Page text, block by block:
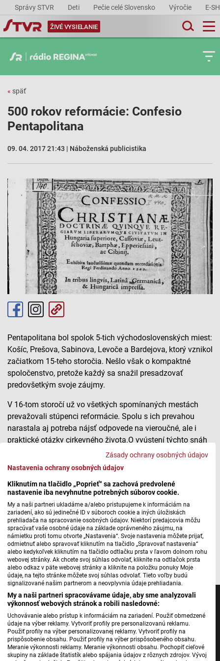
Zásady ochrany osobných údajov
Nastavenia ochrany osobných údajov
Kliknutím na tlačidlo „Poprieť“ sa zachová predvolené
nastavenie iba nevyhnutne potrebných súborov cookie.
My a naši partneri ukladáme a/alebo pristupujeme k informáciám na
zariadení, ako sú jedinečné ID v súboroch cookie a iných úložiskách
prehliadača na spracovanie osobných údajov. Niektorí predajcovia môžu
spracúvať vaše osobné údaje na základe oprávneného záujmu, na
námietku proti tomu otvorte „Nastavenia“. Svoje nastavenia môžete prijať,
odmietnuť alebo spravovať kliknutím na tlačidlo „Spravovať nastavenia“
alebo kedykoľvek kliknutím na tlačidlo odtlačku prsta v ľavom dolnom rohu
webovej stránky. Ak chcete svoj súhlas odvolať, kliknite na odtlačok prsta
alebo odkaz v päte webovej stránky a kliknite na položku ponuky Moje
údaje, na tejto stránke môžete svoj súhlas odvolať. Tieto voľby budú
signalizované našim partnerom a neovplyvnia údaje prehliadania.
My a naši partneri spracovávame údaje, aby sme analyzovali
výkonnosť webových stránok a robili nasledovné:
Uchovávanie alebo prístup k informáciám na zariadení. Použiť obmedzené
údaje na výber reklamy. Vytvoriť profily pre personalizovanú reklamu.
Použiť profily na výber personalizovanej reklamy. Vytvoriť profily na
prispôsobenie obsahu. Použiť profily na výber prispôsobeného obsahu.
Meranie výkonnosti reklamy. Meranie výkonnosti obsahu. Pochopiť cieľové
skupiny na základe štatistík alebo spájania údajov z rôznych zdrojov. Vývoj
Správy STVR Deti Pečie celé Slovensko Výročie E-
ŽIVÉ VYSIELANIE
« späť
500 rokov reformácie: Confesio
Pentapolitana
09. 04. 2017 21:43 | Náboženská publicistika
Pentapolitana bol spolok 5-tich východoslovenských miest:
Košíc, Prešova, Sabinova, Levoče a Bardejova, ktorý vznikol
začiatkom 15-teho storočia. Nešlo však o kompaktné
spoločenstvo, pretože každý sa snažil presadzovať
predovšetkým svoje záujmy.
V 16-tom storočí už vo všetkých spomínaných mestách
prevažovali stúpenci reformácie. Spolu s ich prevahou
narastala aj potreba nájsť odpovede na vieroučné, ale i
praktické otázky cirkevného života.O vyústení týchto snáh
sa Veronika Slaninková zhovárala so sprievodkyňou a
bibliografkou Andreou Sivaničovou.
Confesio Pentapolitana
Máte problém s prehrávaním?Nahláste nám chybuv prehrávači.
Jednotka
Dvojka
24